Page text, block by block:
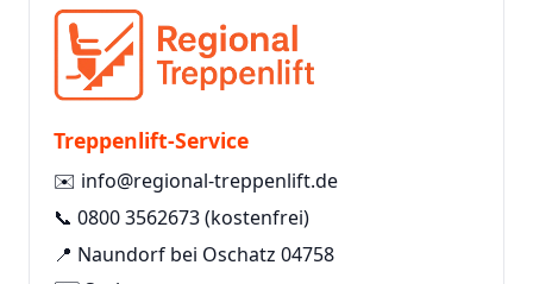
Treppenlift-Service
✉️ info@regional-treppenlift.de
📞 0800 3562673(kostenfrei)
📍 Naundorf bei Oschatz 04758